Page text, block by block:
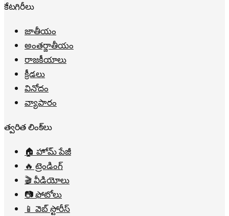
కేటగిరీలు
జాతీయం
అంతర్జాతీయం
రాజకీయాలు
క్రీడలు
వినోదం
వ్యాపారం
త్వరిత లింక్‌లు
🏠 హోమ్ పేజీ
🔥 ట్రెండింగ్
🎬 వీడియోలు
📷 ఫోటోలు
📱 వెబ్ స్టోరీస్